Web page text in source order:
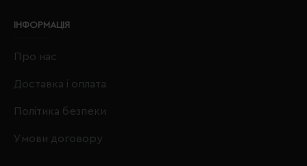
ІНФОРМАЦІЯ
Про нас
Доставка і оплата
Політика безпеки
Умови договору